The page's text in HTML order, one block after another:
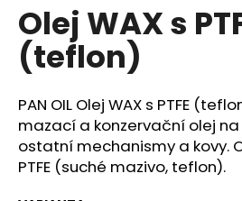
produktu
je
4,7
z
hvězdiček.
Olej WAX s
(teflon)
PAN OIL Olej WAX s PTFE
mazací a konzervační olej
ostatní mechanismy a kovy.
PTFE (suché mazivo, teflon).
r
u
č
u
j
e
m
e